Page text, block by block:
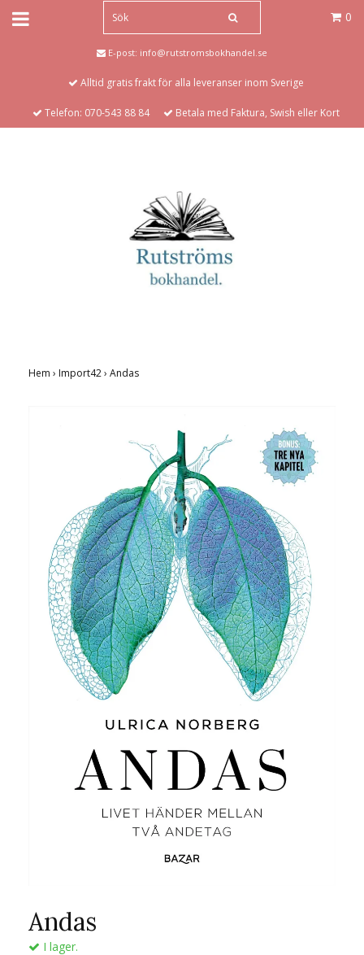
0
E-post: info@rutstromsbokhandel.se
Alltid gratis frakt för alla leveranser inom Sverige
Telefon: 070-543 88 84 Betala med Faktura, Swish eller Kort
Hem › Import42› Andas
Andas
I lager.